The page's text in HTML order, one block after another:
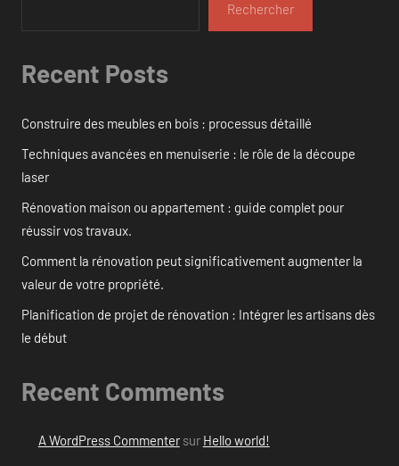
Rechercher
Recent Posts
Construire des meubles en bois : processus détaillé
Techniques avancées en menuiserie : le rôle de la découpe
laser
Rénovation maison ou appartement : guide complet pour
réussir vos travaux.
Comment la rénovation peut significativement augmenter la
valeur de votre propriété.
Planification de projet de rénovation : Intégrer les artisans dès
le début
Recent Comments
A WordPress Commentersur Hello world!